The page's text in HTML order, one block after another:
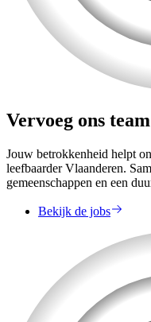
Vervoeg ons team
Jouw betrokkenheid helpt
leefbaarder Vlaanderen.
gemeenschappen en een
Bekijk de jobs